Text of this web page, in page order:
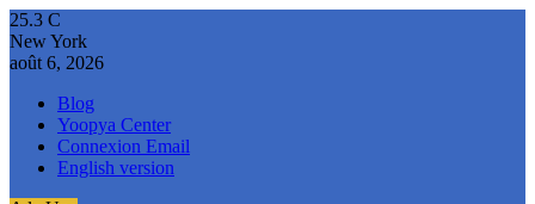
25.3 C
New York
août 6, 2026
Blog
Yoopya Center
Connexion Email
English version